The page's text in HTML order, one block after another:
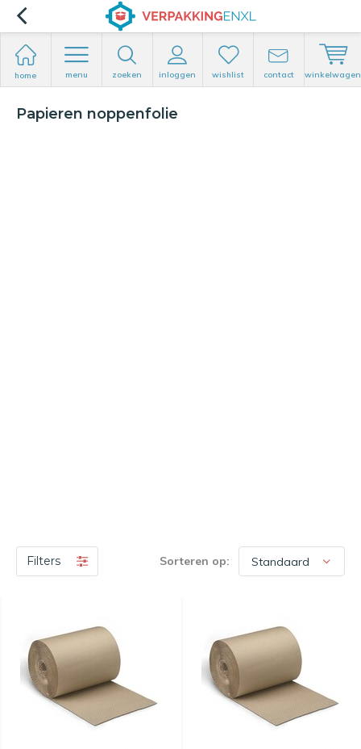
home menu zoeken inloggen wishlist contact winkelwagen
Papieren noppenfolie
Filters Sorteren op: